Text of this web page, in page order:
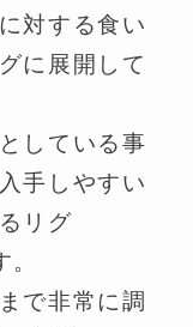
対する食い
に展開して
している事
手しやすい
リグ
で非常に調